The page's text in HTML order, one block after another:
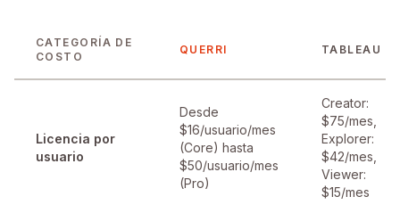
CATEGORÍA DE
COSTO
QUERRI TABLEAU
Licencia por
usuario
Desde
$16/usuario/mes
(Core) hasta
$50/usuario/mes
(Pro)
Creator:
$75/mes,
Explorer:
$42/mes,
Viewer:
$15/mes